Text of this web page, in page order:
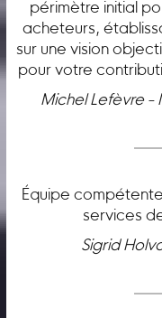
périmètre initial
acheteurs,
sur une vision
pour votre
Michel Lefèvre -
Équipe
services
Sigrid